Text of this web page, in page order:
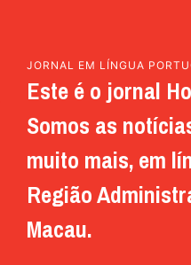
JORNAL EM LÍNGUA
Este é o jornal
Somos as
muito mais, em
Região
Macau.